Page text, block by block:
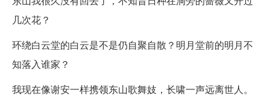
几次花？
环绕白云堂的白云是不是仍自聚自散？明月堂前的明月不
知落入谁家？
我现在像谢安一样携领东山歌舞妓，长啸一声远离世人。